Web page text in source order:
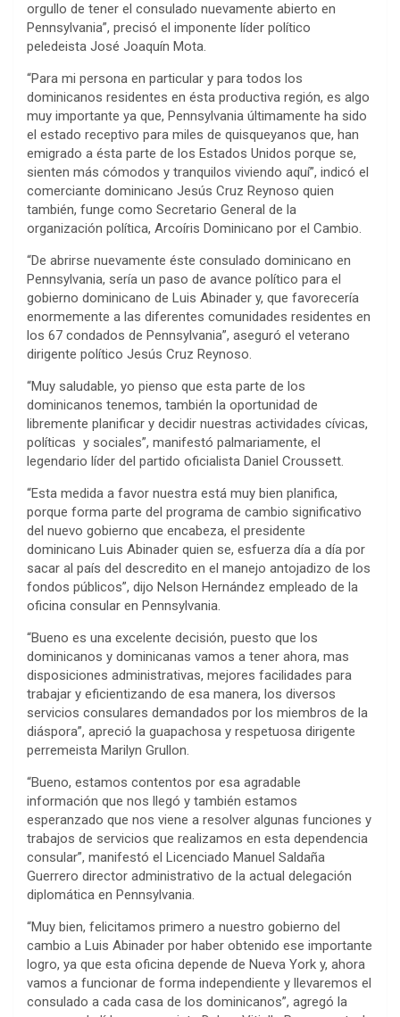
orgullo de tener el consulado nuevamente abierto en
Pennsylvania”, precisó el imponente líder político
peledeista José Joaquín Mota.
“Para mi persona en particular y para todos los
dominicanos residentes en ésta productiva región, es algo
muy importante ya que, Pennsylvania últimamente ha sido
el estado receptivo para miles de quisqueyanos que, han
emigrado a ésta parte de los Estados Unidos porque se,
sienten más cómodos y tranquilos viviendo aquí”, indicó el
comerciante dominicano Jesús Cruz Reynoso quien
también, funge como Secretario General de la
organización política, Arcoíris Dominicano por el Cambio.
“De abrirse nuevamente éste consulado dominicano en
Pennsylvania, sería un paso de avance político para el
gobierno dominicano de Luis Abinader y, que favorecería
enormemente a las diferentes comunidades residentes en
los 67 condados de Pennsylvania”, aseguró el veterano
dirigente político Jesús Cruz Reynoso.
“Muy saludable, yo pienso que esta parte de los
dominicanos tenemos, también la oportunidad de
libremente planificar y decidir nuestras actividades cívicas,
políticas y sociales”, manifestó palmariamente, el
legendario líder del partido oficialista Daniel Croussett.
“Esta medida a favor nuestra está muy bien planifica,
porque forma parte del programa de cambio significativo
del nuevo gobierno que encabeza, el presidente
dominicano Luis Abinader quien se, esfuerza día a día por
sacar al país del descredito en el manejo antojadizo de los
fondos públicos”, dijo Nelson Hernández empleado de la
oficina consular en Pennsylvania.
“Bueno es una excelente decisión, puesto que los
dominicanos y dominicanas vamos a tener ahora, mas
disposiciones administrativas, mejores facilidades para
trabajar y eficientizando de esa manera, los diversos
servicios consulares demandados por los miembros de la
diáspora”, apreció la guapachosa y respetuosa dirigente
perremeista Marilyn Grullon.
“Bueno, estamos contentos por esa agradable
información que nos llegó y también estamos
esperanzado que nos viene a resolver algunas funciones y
trabajos de servicios que realizamos en esta dependencia
consular”, manifestó el Licenciado Manuel Saldaña
Guerrero director administrativo de la actual delegación
diplomática en Pennsylvania.
“Muy bien, felicitamos primero a nuestro gobierno del
cambio a Luis Abinader por haber obtenido ese importante
logro, ya que esta oficina depende de Nueva York y, ahora
vamos a funcionar de forma independiente y llevaremos el
consulado a cada casa de los dominicanos”, agregó la